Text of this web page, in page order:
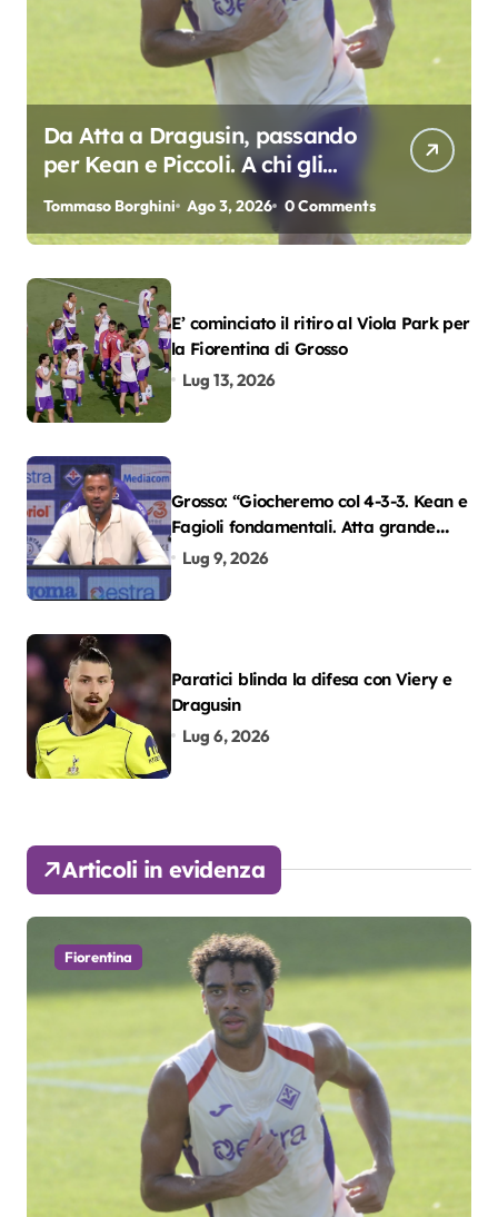
Da Atta a Dragusin, passando
per Kean e Piccoli. A chi gli
oscar del precampionato?
Tommaso Borghini Ago 3, 2026 0 Comments
E’ cominciato il ritiro al Viola Park per
la Fiorentina di Grosso
Lug 13, 2026
Grosso: “Giocheremo col 4-3-3. Kean e
Fagioli fondamentali. Atta grande
colpo”
Lug 9, 2026
Paratici blinda la difesa con Viery e
Dragusin
Lug 6, 2026
Articoli in evidenza
Fiorentina